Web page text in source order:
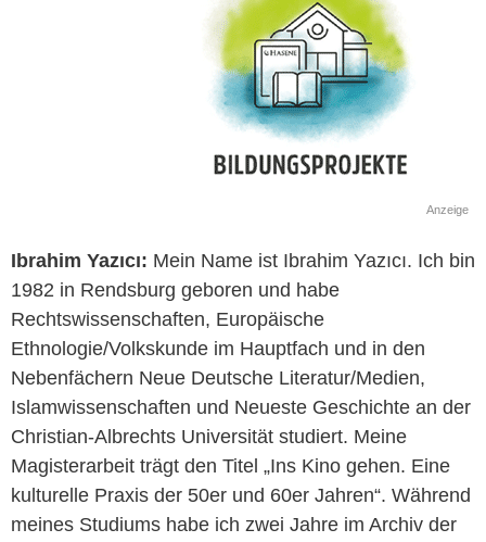
Anzeige
Ibrahim Yazıcı: Mein Name ist Ibrahim Yazıcı. Ich bin
1982 in Rendsburg geboren und habe
Rechtswissenschaften, Europäische
Ethnologie/Volkskunde im Hauptfach und in den
Nebenfächern Neue Deutsche Literatur/Medien,
Islamwissenschaften und Neueste Geschichte an der
Christian-Albrechts Universität studiert. Meine
Magisterarbeit trägt den Titel „Ins Kino gehen. Eine
kulturelle Praxis der 50er und 60er Jahren“. Während
meines Studiums habe ich zwei Jahre im Archiv der